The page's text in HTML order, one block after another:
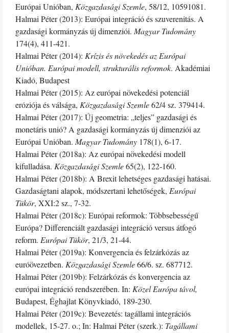
Európai Unióban, Közgazdasági Szemle, 58/12, 10591081.
Halmai Péter (2013): Európai integráció és szuverenitás. A
gazdasági kormányzás új dimenziói. Magyar Tudomány
174(4), 411-421.
Halmai Péter (2014): Krízis és növekedés az Európai
Unióban. Európai modell, strukturális reformok. Akadémiai
Kiadó, Budapest
Halmai Péter (2015): Az európai növekedési potenciál
eróziója és válsága, Közgazdasági Szemle62/4 sz. 379414.
Halmai Péter (2017): Új geometria: „teljes” gazdasági és
monetáris unió? A gazdasági kormányzás új dimenziói az
Európai Unióban. Magyar Tudomány 178(1), 6-17.
Halmai Péter (2018a): Az európai növekedési modell
kifulladása. Közgazdasági Szemle65(2), 122-160.
Halmai Péter (2018b): A Brexit lehetséges gazdasági hatásai.
Gazdaságtani alapok, módszertani lehetőségek, Európai
Tükör, XXI:2 sz., 7-32.
Halmai Péter (2018c): Európai reformok: Többsebességű
Európa? Differenciált gazdasági integráció versus átfogó
reform. Európai Tükör, 21/3, 21-44.
Halmai Péter (2019a): Konvergencia és felzárkózás az
euróövezetben. Közgazdasági Szemle66/6. sz. 687712.
Halmai Péter (2019b): Felzárkózás és konvergencia az
európai integráció rendszerében. In: Közel Európa távol,
Budapest, Éghajlat Könyvkiadó, 189-230.
Halmai Péter (2019c): Bevezetés: tagállami integrációs
modellek, 15-27. o.; In: Halmai Péter (szerk.): Tagállami